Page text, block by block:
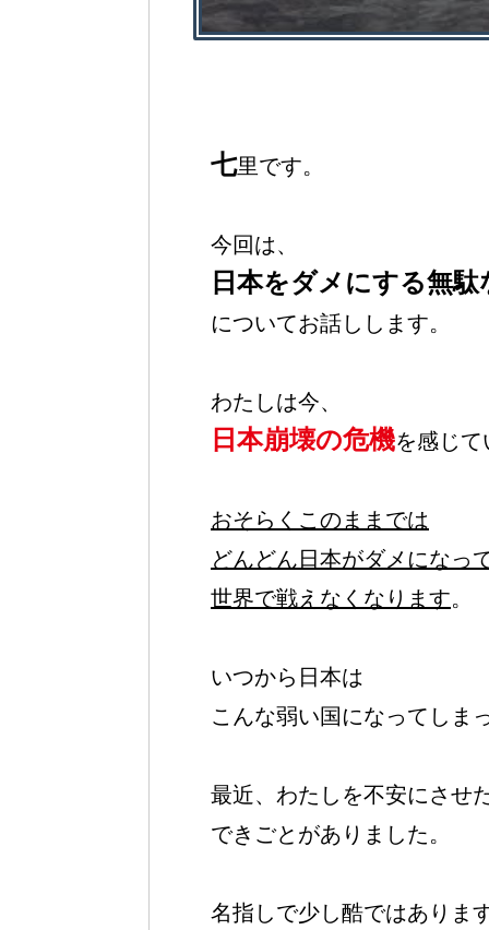
七里です。
今回は、
日本をダメにする無駄
についてお話しします。
わたしは今、
日本崩壊の危機を感じ
おそらくこのままでは
どんどん日本がダメになっ
世界で戦えなくなります。
いつから日本は
こんな弱い国になってしま
最近、わたしを不安にさせ
できごとがありました。
名指しで少し酷ではありま